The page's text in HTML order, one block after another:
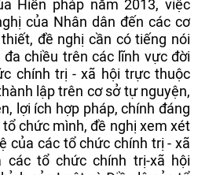
Hiến pháp năm 2013, việc
của Nhân dân đến các cơ
đề nghị cần có tiếng nói
chiều trên các lĩnh vực đời
chính trị - xã hội trực thuộc
lập trên cơ sở tự nguyện,
lợi ích hợp pháp, chính đáng
chức mình, đề nghị xem xét
của các tổ chức chính trị - xã
các tổ chức chính trị-xã hội